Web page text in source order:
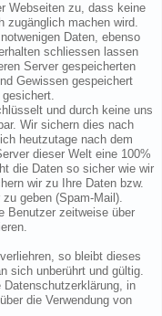
Webseiten zu, dass keine
zugänglich machen wird.
Daten, ebenso
schliessen lassen
Server gespeicherten
Gewissen gespeichert
und durch keine uns
Wir sichern dies nach
heutzutage nach dem
dieser Welt eine 100%
die Daten so sicher wie wir
wir zu Ihre Daten bzw.
geben (Spam-Mail).
Benutzer zeitweise über
so bleibt dieses
sich unberührt und gültig.
in
die Verwendung von